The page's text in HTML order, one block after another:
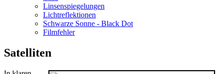
Linsenspiegelungen
Lichtreflektionen
Schwarze Sonne - Black Dot
Filmfehler
Satelliten